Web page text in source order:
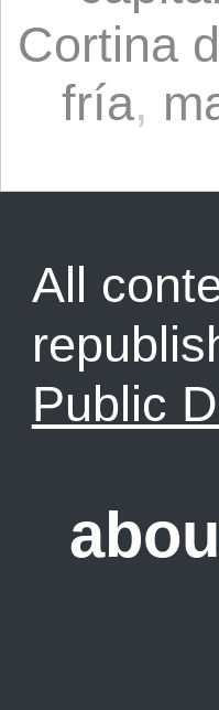
Cortina
fría,
All
Public